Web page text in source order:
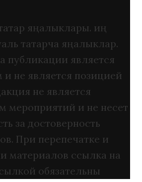
яңалыклары. иң
татарча яңалыклар.
публикации является
и не является позицией
не является
мероприятий и не несет
за достоверность
При перепечатке и
материалов ссылка на
обязательны